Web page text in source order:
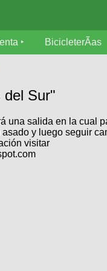
BicicleterÃ­as
del Sur"
una salida en la cual
y luego seguir
visitar